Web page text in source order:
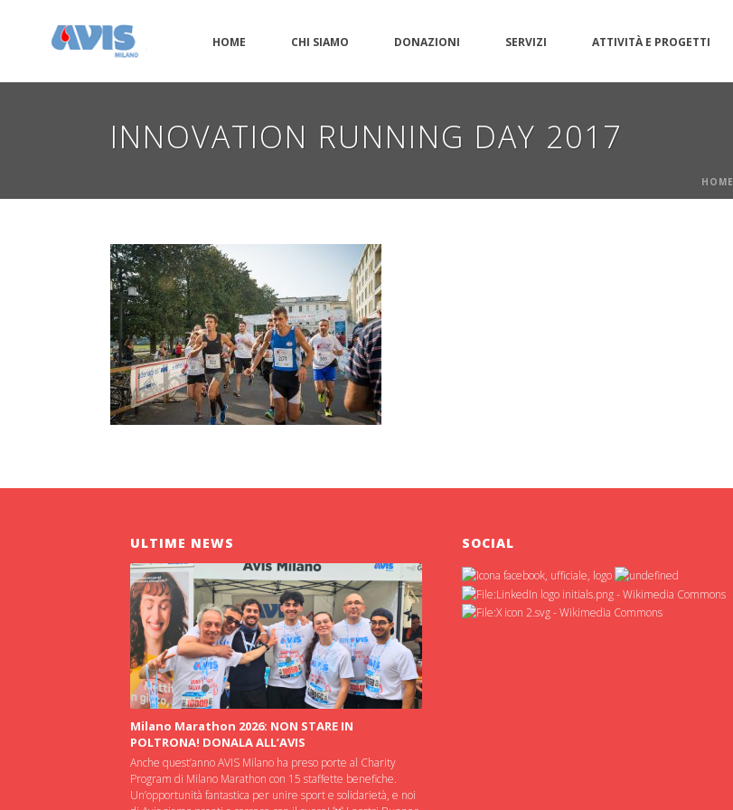
HOME CHI SIAMO DONAZIONI SERVIZI ATTIVITÀ E PROGETTI
INNOVATION RUNNING DAY 2017
HOME
ULTIME NEWS
Milano Marathon 2026: NON STARE IN
POLTRONA! DONALA ALL’AVIS
Anche quest’anno AVIS Milano ha preso porte al Charity
Program di Milano Marathon con 15 staffette benefiche.
Un’opportunità fantastica per unire sport e solidarietà, e noi
SOCIAL